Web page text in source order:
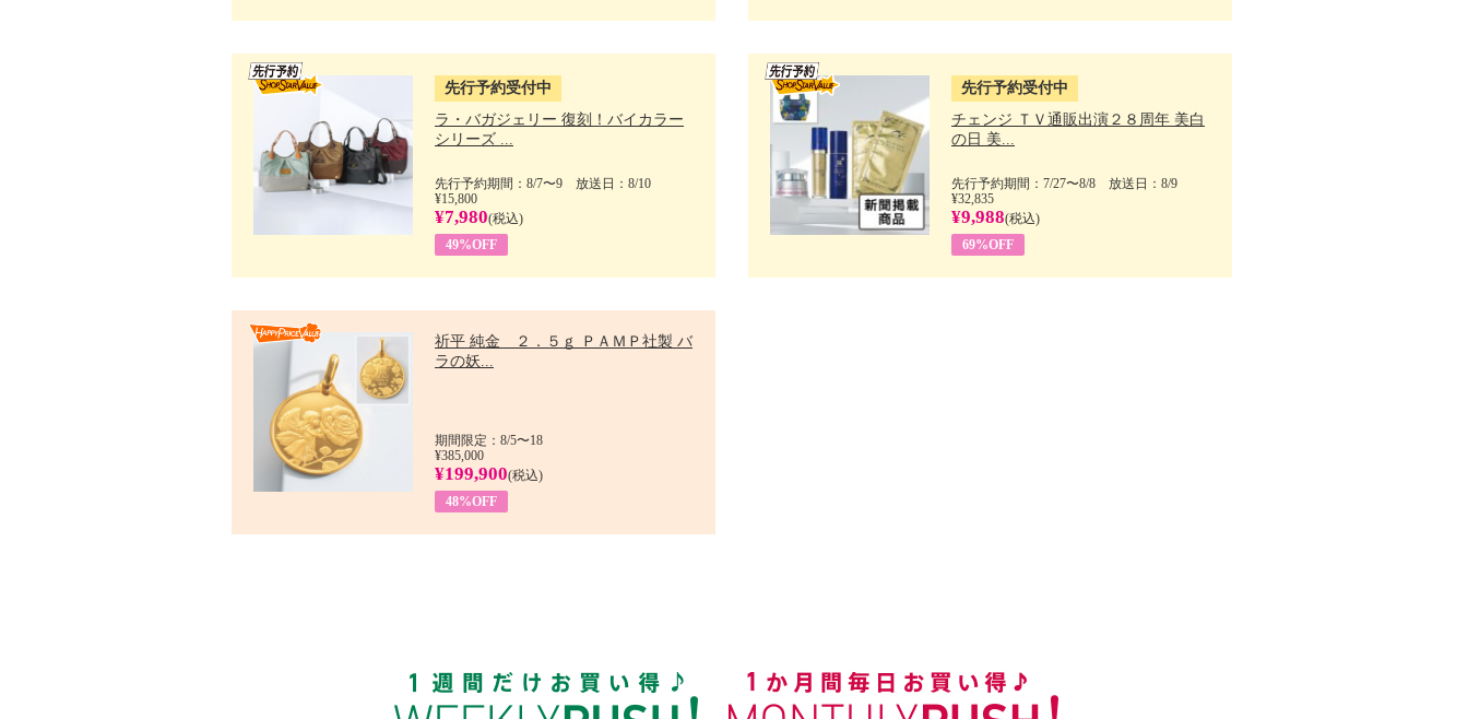
先行予約受付中
ラ・バガジェリー 復刻！バイカラー
シリーズ ...
先行予約期間：8/7〜9 放送日：8/10
¥15,800
¥7,980(税込)
49%OFF
先行予約受付中
チェンジ ＴＶ通販出演２８周年 美白
の日 美...
先行予約期間：7/27〜8/8 放送日：8/9
¥32,835
¥9,988(税込)
69%OFF
祈平 純金 ２．５ｇ ＰＡＭＰ社製 バ
ラの妖...
期間限定：8/5〜18
¥385,000
¥199,900(税込)
48%OFF